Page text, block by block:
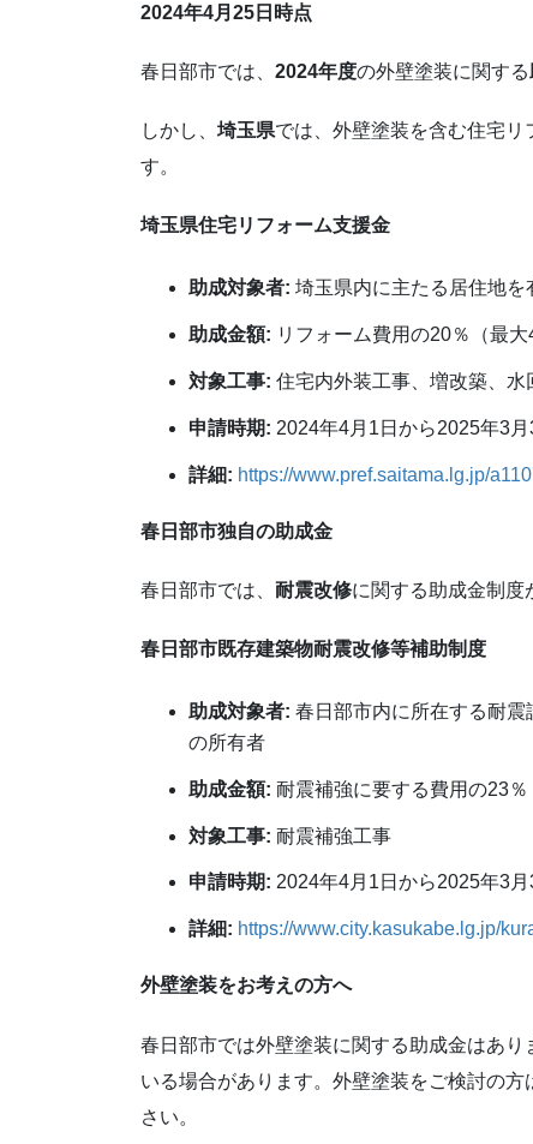
2024年4月25日時点
春日部市では、 2024年度の外壁塗装に関する
しかし、 埼玉県では、外壁塗装を含む住宅リ
す。
埼玉県住宅リフォーム支援金
助成対象者: 埼玉県内に主たる居住地を
助成金額: リフォーム費用の20％（最大
対象工事: 住宅内外装工事、増改築、水
申請時期: 2024年4月1日から2025年3
詳細: https://www.pref.saitama.lg.jp/
春日部市独自の助成金
春日部市では、 耐震改修に関する助成金制度
春日部市既存建築物耐震改修等補助制度
助成対象者: 春日部市内に所在する耐
の所有者
助成金額: 耐震補強に要する費用の23％
対象工事: 耐震補強工事
申請時期: 2024年4月1日から2025年3
詳細: https://www.city.kasukabe.lg.jp/
外壁塗装をお考えの方へ
春日部市では外壁塗装に関する助成金はあ
いる場合があります。外壁塗装をご検討の
さい。